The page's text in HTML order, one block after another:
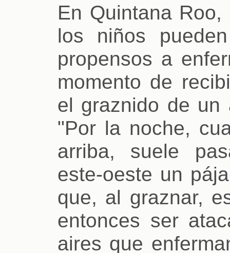
En Quintana
los niños
propensos a
momento de
el graznido de un
"Por la noche,
arriba, suele
este-oeste un
que, al graznar,
entonces ser
aires que